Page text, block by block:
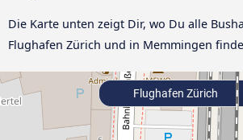
Die Karte unten zeigt Dir, wo Du alle
Flughafen Zürich und in Memmingen
Flughafen Zürich